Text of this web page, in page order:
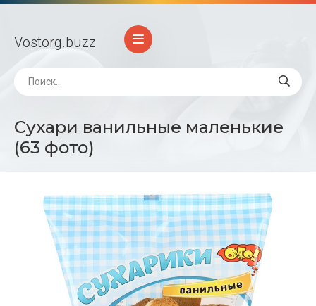
Vostorg.buzz
Сухари ванильные маленькие
(63 фото)